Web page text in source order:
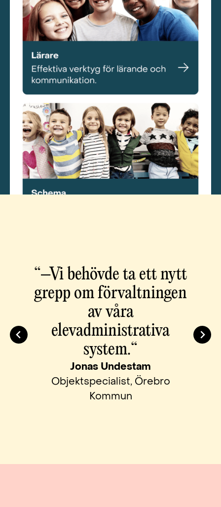
“–Vi behövde ta ett nytt
grepp om förvaltningen
av våra
elevadministrativa
system.“
Jonas Undestam
Objektspecialist, Örebro
Kommun